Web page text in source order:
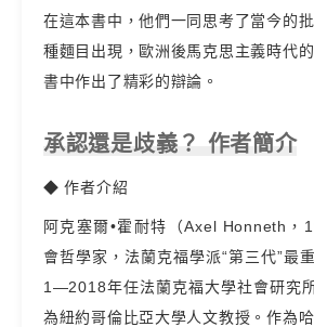
在這本書中，他們一同思考了當今的
種麵目出現，歐洲後馬克思主義時代
書中作出了精彩的辯論。
承認還是歧義？ 作者簡介
◆ 作者介紹
阿克塞爾•霍耐特（Axel Honneth
會哲學家，法蘭克福學派“第三代”最
1—2018年任法蘭克福大學社會研究
為紐約哥倫比亞大學人文教授。作為